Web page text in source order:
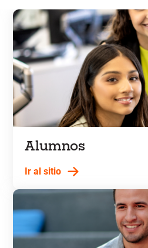
Alumnos
Ir al sitio